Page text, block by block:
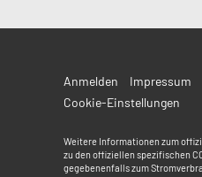
Anmelden Impressum
Cookie-Einstellungen
Weitere Informationen zum
zu den offiziellen spezifischen
gegebenenfalls zum